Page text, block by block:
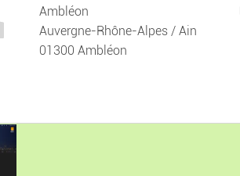
Prix croissant
Ambléon
Auvergne-Rhône-Alpes / Ain
01300 Ambléon